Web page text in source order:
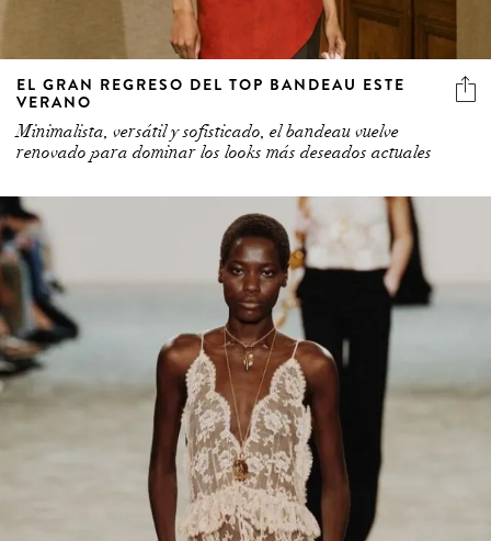
EL GRAN REGRESO DEL TOP BANDEAU ESTE
VERANO
Minimalista, versátil y sofisticado, el bandeau vuelve
renovado para dominar los looks más deseados actuales